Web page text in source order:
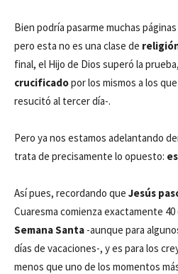
Bien podría pasarme muchas
pero esta no es una clase de
final, el Hijo de Dios superó la
crucificadopor los mismos a los
resucitó al tercer día-.
Pero ya nos estamos adelantando
trata de precisamente lo opuesto:
Así pues, recordando que Jesús
Cuaresma comienza exactamente
Semana Santa -aunque para
días de vacaciones-, y es para los
menos que uno de los momentos